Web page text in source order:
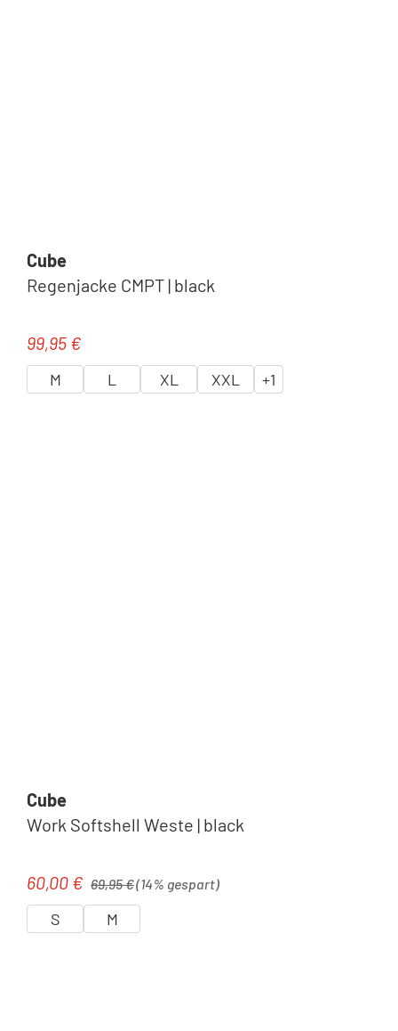
Cube
Regenjacke CMPT | black
Regulärer Preis:
99,95 €
M L XL XXL +1
Cube
Work Softshell Weste | black
Verkaufspreis:
60,00 € 69,95 €(14% gespart)
S M